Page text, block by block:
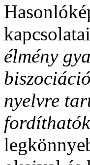
élmény
nyelvre